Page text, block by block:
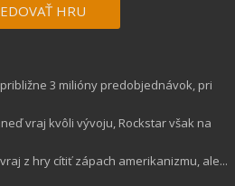
HRU
3 milióny predobjednávok, pri
vraj kvôli vývoju, Rockstar však na
z hry cítiť zápach amerikanizmu, ale...